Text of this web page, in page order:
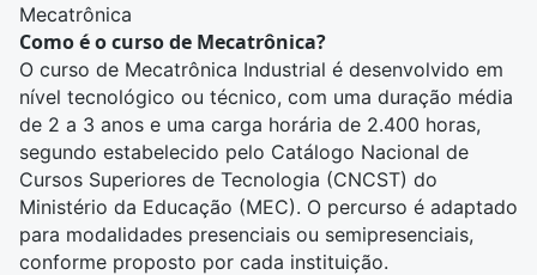
Mecatrônica
Como é o curso de Mecatrônica?
O curso de Mecatrônica Industrial é desenvolvido em
nível tecnológico ou técnico, com uma duração média
de 2 a 3 anos e uma carga horária de 2.400 horas,
segundo estabelecido pelo Catálogo Nacional de
Cursos Superiores de Tecnologia (CNCST) do
Ministério da Educação (MEC). O percurso é adaptado
para modalidades presenciais ou semipresenciais,
conforme proposto por cada instituição.